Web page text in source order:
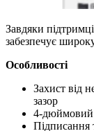
Завдяки
забезпечує
Особливості
Захист від
зазор
4-дюймовий
Підписання